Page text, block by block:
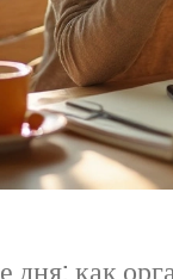
дня: как